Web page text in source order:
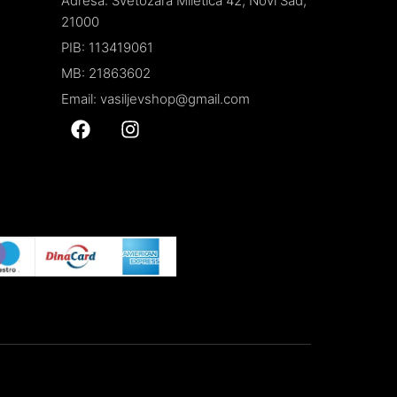
21000
PIB: 113419061
MB: 21863602
Email: vasiljevshop@gmail.com